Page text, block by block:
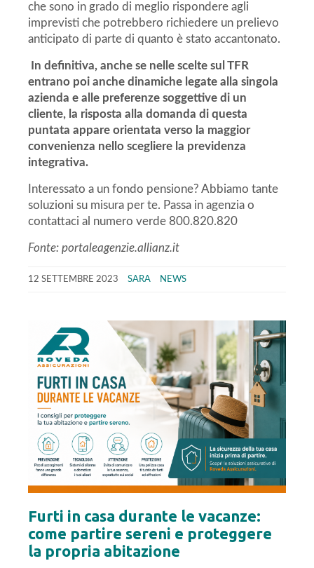
che sono in grado di meglio rispondere agli
imprevisti che potrebbero richiedere un prelievo
anticipato di parte di quanto è stato accantonato.
In definitiva, anche se nelle scelte sul TFR
entrano poi anche dinamiche legate alla singola
azienda e alle preferenze soggettive di un
cliente, la risposta alla domanda di questa
puntata appare orientata verso la maggior
convenienza nello scegliere la previdenza
integrativa.
Interessato a un fondo pensione? Abbiamo tante
soluzioni su misura per te. Passa in agenzia o
contattaci al numero verde 800.820.820
Fonte: portaleagenzie.allianz.it
12 SETTEMBRE 2023 SARA NEWS
Furti in casa durante le vacanze:
come partire sereni e proteggere
la propria abitazione